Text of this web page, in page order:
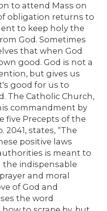
to attend Mass on
obligation returns to
to keep holy the
God. Sometimes
that when God
good. God is not a
but gives us
good for us to
The Catholic Church,
commandment by
five Precepts of the
2041, states, “The
positive laws
is meant to
indispensable
and moral
of God and
the word